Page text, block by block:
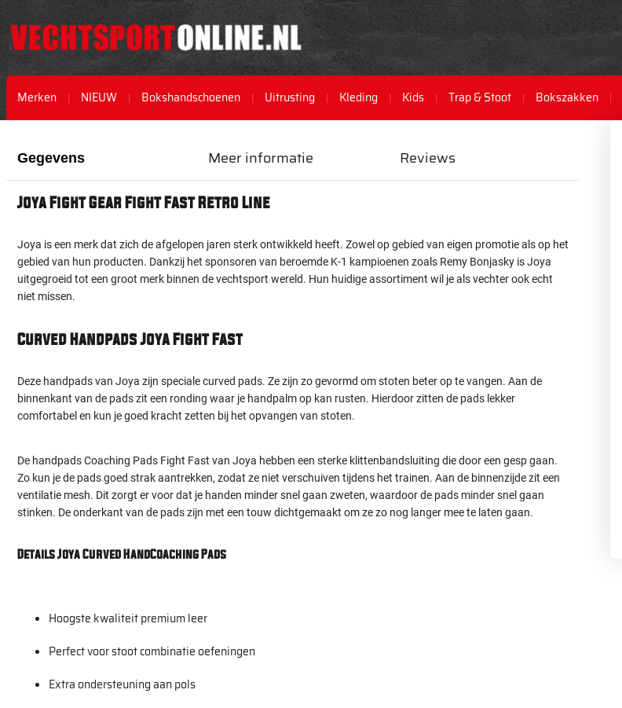
Merken NIEUW Bokshandschoenen Uitrusting Kleding Kids Trap & Stoot Bokszakken
het
van
de
gallerij
het
van
de
gallerij
Gegevens
Joya Fight Gear Fight Fast Retro Line
Joya is een merk dat zich de afgelopen jaren sterk ontwikkeld heeft. Zowel op gebied van eigen promotie als op het
gebied van hun producten. Dankzij het sponsoren van beroemde K-1 kampioenen zoals Remy Bonjasky is Joya
uitgegroeid tot een groot merk binnen de vechtsport wereld. Hun huidige assortiment wil je als vechter ook echt
niet missen.
Curved Handpads Joya Fight Fast
Deze handpads van Joya zijn speciale curved pads. Ze zijn zo gevormd om stoten beter op te vangen. Aan de
binnenkant van de pads zit een ronding waar je handpalm op kan rusten. Hierdoor zitten de pads lekker
comfortabel en kun je goed kracht zetten bij het opvangen van stoten.
De handpads Coaching Pads Fight Fast van Joya hebben een sterke klittenbandsluiting die door een gesp gaan.
Zo kun je de pads goed strak aantrekken, zodat ze niet verschuiven tijdens het trainen. Aan de binnenzijde zit een
ventilatie mesh. Dit zorgt er voor dat je handen minder snel gaan zweten, waardoor de pads minder snel gaan
stinken. De onderkant van de pads zijn met een touw dichtgemaakt om ze zo nog langer mee te laten gaan.
Details Joya Curved HandCoaching Pads
Hoogste kwaliteit premium leer
Perfect voor stoot combinatie oefeningen
Extra ondersteuning aan pols
Meer informatie Reviews